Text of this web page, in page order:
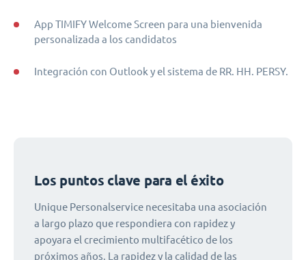
App TIMIFY Welcome Screen para una bienvenida
personalizada a los candidatos
Integración con Outlook y el sistema de RR. HH. PERSY.
Los puntos clave para el éxito
Unique Personalservice necesitaba una asociación
a largo plazo que respondiera con rapidez y
apoyara el crecimiento multifacético de los
próximos años. La rapidez y la calidad de las